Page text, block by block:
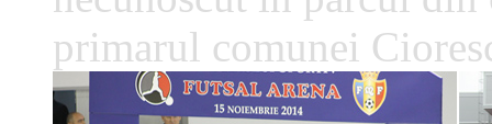
primarul comunei